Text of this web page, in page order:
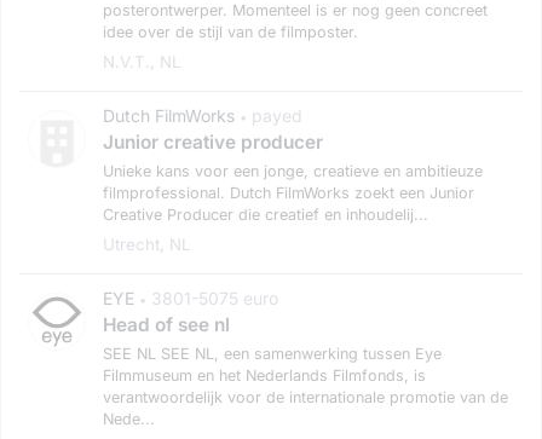
posterontwerper. Momenteel is er nog geen concreet
idee over de stijl van de filmposter.
N.v.t., NL
Dutch FilmWorks • payed
Junior creative producer
Unieke kans voor een jonge, creatieve en ambitieuze
filmprofessional. Dutch FilmWorks zoekt een Junior
Creative Producer die creatief en inhoudelij...
Utrecht, NL
EYE • 3801-5075 euro
Head of see nl
SEE NL SEE NL, een samenwerking tussen Eye
Filmmuseum en het Nederlands Filmfonds, is
verantwoordelijk voor de internationale promotie van de
Nede...